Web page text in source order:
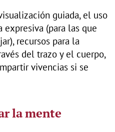
guiada, el uso
(para las que
recursos para la
del trazo y el cuerpo,
vivencias si se
la mente